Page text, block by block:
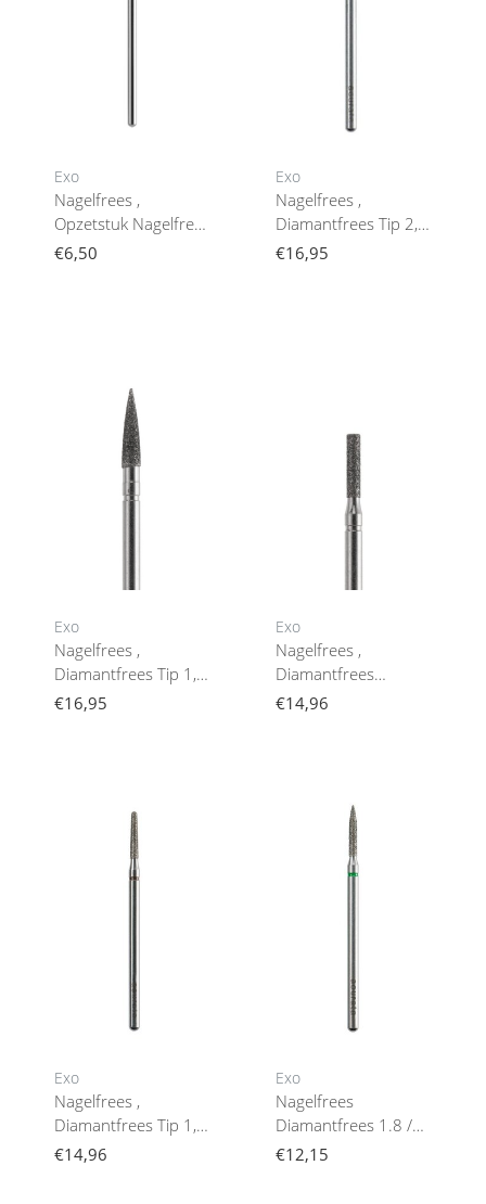
Exo
Nagelfrees ,
Opzetstuk Nagelfrees
Medium Rol
€6,50
Exo
Nagelfrees ,
Diamantfrees Tip 2,3
Mm / 4,5 Mm
€16,95
Exo
Nagelfrees ,
Diamantfrees Tip 1,8
Mm / 8 Mm Acurata
€16,95
Exo
Nagelfrees ,
Diamantfrees
Cilinderbit 1,8 / 8 Mm
€14,96
Exo
Nagelfrees ,
Diamantfrees Tip 1,8
/ 10,0 Mm Acurata
€14,96
Exo
Nagelfrees
Diamantfrees 1.8 /
10.0 Mm Acurata
€12,15